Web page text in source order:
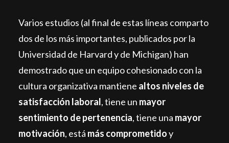
Varios estudios (al final de estas líneas comparto
dos de los más importantes, publicados por la
Universidad de Harvard y de Michigan) han
demostrado que un equipo cohesionado con la
cultura organizativa mantiene altos niveles de
satisfacción laboral, tiene un mayor
sentimiento de pertenencia, tiene una mayor
motivación, está más comprometidoy